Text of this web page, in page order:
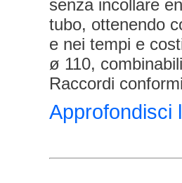
senza incollare
tubo, ottenendo
e nei tempi e
ø 110,
Raccordi
Approfondisci